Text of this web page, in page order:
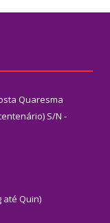
Quaresma
S/N -
até Quin)